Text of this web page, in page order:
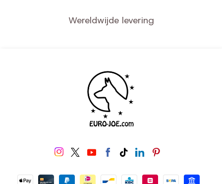
Wereldwijde levering